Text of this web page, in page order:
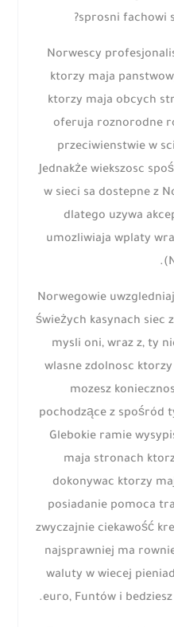
sprosni fachowi
Norwescy
ktorzy maja
ktorzy maja obcych
oferuja roznorodne
przeciwienstwie w
Jednakże wiekszosc
w sieci sa dostepne z
dlatego uzywa
umozliwiaja wplaty
Norwegowie
świeżych kasynach siec
mysli oni, wraz z, ty
wlasne zdolnosc
mozesz
pochodzące z spośród
Glebokie ramie
maja stronach
dokonywac ktorzy
posiadanie pomoca
zwyczajnie ciekawość
najsprawniej ma
waluty w wiecej
euro, Funtów i